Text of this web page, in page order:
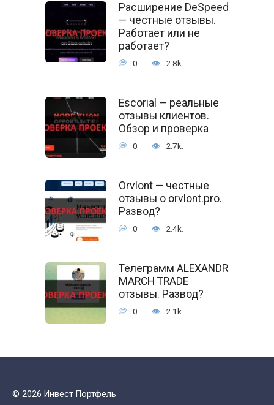
Расширение DeSpeed
— честные отзывы.
Работает или не
работает?
0 2.8k.
Escorial — реальные
отзывы клиентов.
Обзор и проверка
0 2.7k.
Orvlont — честные
отзывы о orvlont.pro.
Развод?
0 2.4k.
Телеграмм ALEXANDR
MARCH TRADE
отзывы. Развод?
0 2.1k.
© 2026 Инвест Портфель